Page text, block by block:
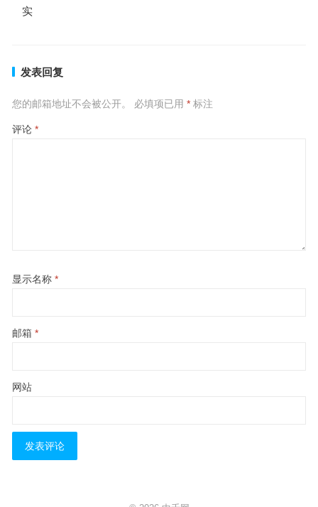
实
发表回复
您的邮箱地址不会被公开。 必填项已用 *标注
评论 *
显示名称 *
邮箱 *
网站